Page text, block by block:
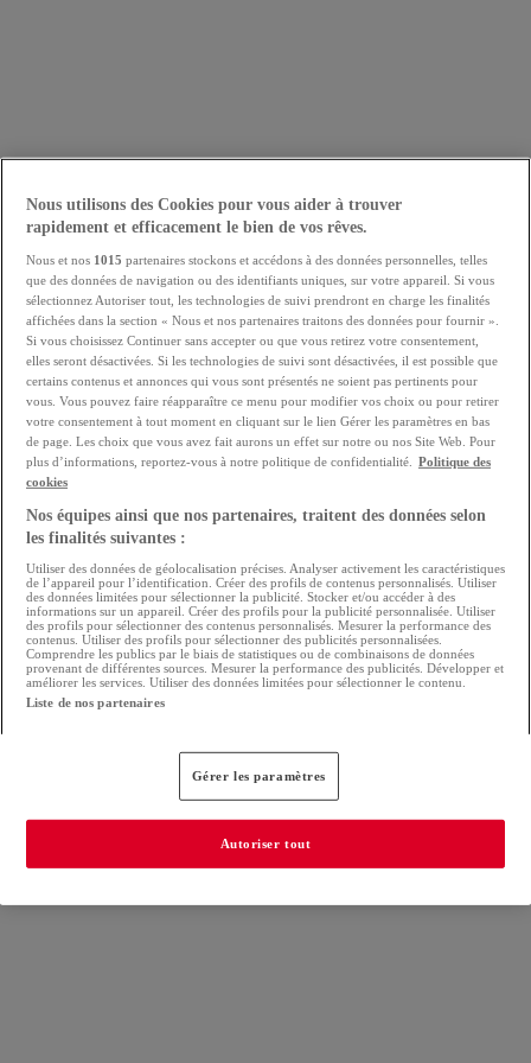
Nous utilisons des Cookies pour vous aider à trouver
rapidement et efficacement le bien de vos rêves.
Nous et nos 1015 partenaires stockons et accédons à des données personnelles, telles
que des données de navigation ou des identifiants uniques, sur votre appareil. Si vous
sélectionnez Autoriser tout, les technologies de suivi prendront en charge les finalités
affichées dans la section « Nous et nos partenaires traitons des données pour fournir ».
Si vous choisissez Continuer sans accepter ou que vous retirez votre consentement,
elles seront désactivées. Si les technologies de suivi sont désactivées, il est possible que
certains contenus et annonces qui vous sont présentés ne soient pas pertinents pour
vous. Vous pouvez faire réapparaître ce menu pour modifier vos choix ou pour retirer
votre consentement à tout moment en cliquant sur le lien Gérer les paramètres en bas
de page. Les choix que vous avez fait aurons un effet sur notre ou nos Site Web. Pour
plus d’informations, reportez-vous à notre politique de confidentialité.
Politique des
cookies
Nos équipes ainsi que nos partenaires, traitent des données selon
les finalités suivantes :
Utiliser des données de géolocalisation précises. Analyser activement les caractéristiques
de l’appareil pour l’identification. Créer des profils de contenus personnalisés. Utiliser
des données limitées pour sélectionner la publicité. Stocker et/ou accéder à des
informations sur un appareil. Créer des profils pour la publicité personnalisée. Utiliser
des profils pour sélectionner des contenus personnalisés. Mesurer la performance des
contenus. Utiliser des profils pour sélectionner des publicités personnalisées.
Comprendre les publics par le biais de statistiques ou de combinaisons de données
provenant de différentes sources. Mesurer la performance des publicités. Développer et
améliorer les services. Utiliser des données limitées pour sélectionner le contenu.
Liste de nos partenaires
Gérer les paramètres
Autoriser tout